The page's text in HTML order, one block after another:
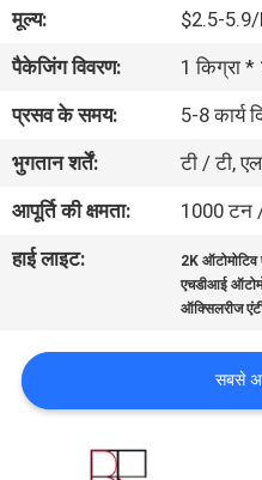
गुणवत्ता
नियंत्रण
संपर्क
करें
एक
मूल्य:
$2.5-
पैकेजिंग विवरण:
1 किग्रा *
प्रसव के समय:
5-8 कार्य
भुगतान शर्तें:
टी / टी,
आपूर्ति की क्षमता:
1000 टन
हाई लाइट:
2K ऑटोमोटिव
एचडीआई
ऑक्सिलरीज
सबसे